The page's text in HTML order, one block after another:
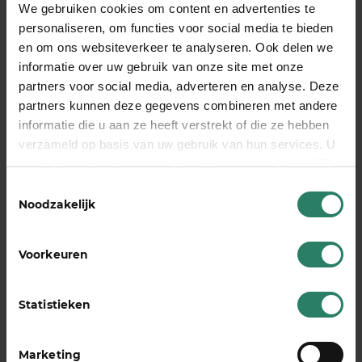
We gebruiken cookies om content en advertenties te
personaliseren, om functies voor social media te bieden
en om ons websiteverkeer te analyseren. Ook delen we
informatie over uw gebruik van onze site met onze
partners voor social media, adverteren en analyse. Deze
partners kunnen deze gegevens combineren met andere
informatie die u aan ze heeft verstrekt of die ze hebben
verzameld op basis van uw gebruik van hun services. U
gaat akkoord met onze cookies als u onze website blijft
Noodzakelijk
Voorkeuren
Statistieken
Marketing
niet nodig?
Er zijn situaties waarin een AOV minder urgent of
zelfs overbodig is. Een AOV is mogelijk niet nodig
als je voldoende financiële reserves hebt om
meerdere jaren zonder inkomen te overbruggen,
gezamenlijke vaste lasten volledig dekt, of als je
binnenkort stopt met werken en al dicht bij de
Ook als je werk beperkt is tot een klein bijinkomen
naast een vaste baan, is een AOV minder relevant:
je bent dan via je werkgever al verzekerd voor het